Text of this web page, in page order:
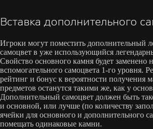
Вставка дополнительного
Игроки могут поместить дополнительный
самоцвет в уже использующийся
Свойство основного камня будет заменено
вспомогательного самоцвета 1-го уровня.
рейтинг и бонус к вероятности получения
предметов останутся такими же, как у
Дополнительный самоцвет должен быть
и основной, или лучше (по количеству
ячейки для основного и дополнительного
помещать одинаковые камни.